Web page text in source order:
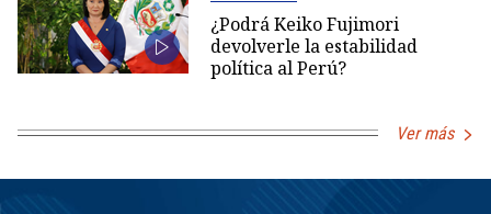
¿Podrá Keiko Fujimori
devolverle la estabilidad
política al Perú?
Ver más